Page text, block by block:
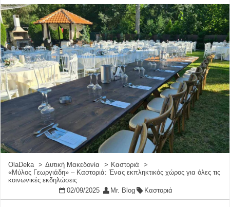
OlaDeka Δυτική Μακεδονία
Καστοριά
«Μύλος Γεωργιάδη» – Καστοριά: Ένας εκπληκτικός χώρος για όλες τις
κοινωνικές εκδηλώσεις
02/09/2025
Mr. Blog Καστοριά